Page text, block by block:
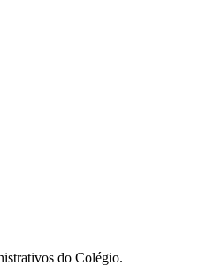
do Colégio.